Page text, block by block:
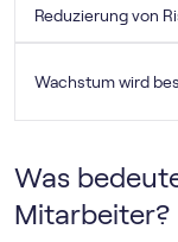
Reduzierung von
Wachstum wird
Was
Mitarbeiter?